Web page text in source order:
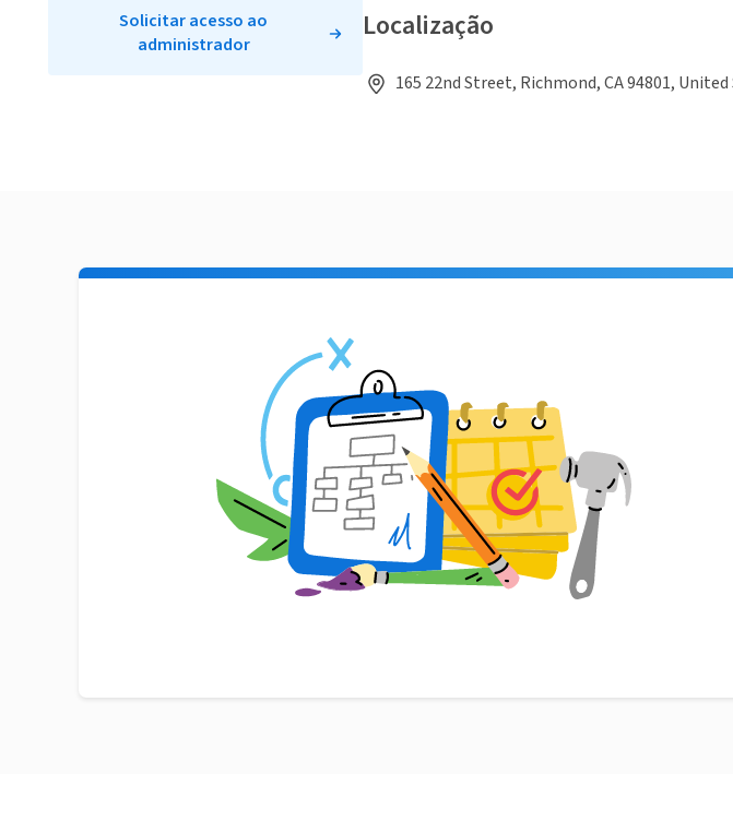
Localização
165 22nd Street, Richmond, CA 94801,
Solicitar acesso ao
administrador